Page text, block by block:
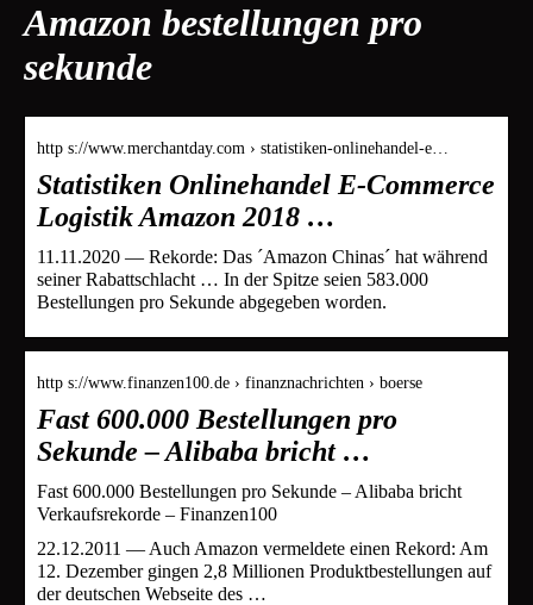
Amazon bestellungen pro
sekunde
http s://www.merchantday.com › statistiken-onlinehandel-e…
Statistiken Onlinehandel E-Commerce
Logistik Amazon 2018 …
11.11.2020 — Rekorde: Das ´Amazon Chinas´ hat während
seiner Rabattschlacht … In der Spitze seien 583.000
Bestellungen pro Sekunde abgegeben worden.
http s://www.finanzen100.de › finanznachrichten › boerse
Fast 600.000 Bestellungen pro
Sekunde – Alibaba bricht …
Fast 600.000 Bestellungen pro Sekunde – Alibaba bricht
Verkaufsrekorde – Finanzen100
22.12.2011 — Auch Amazon vermeldete einen Rekord: Am
12. Dezember gingen 2,8 Millionen Produktbestellungen auf
der deutschen Webseite des …